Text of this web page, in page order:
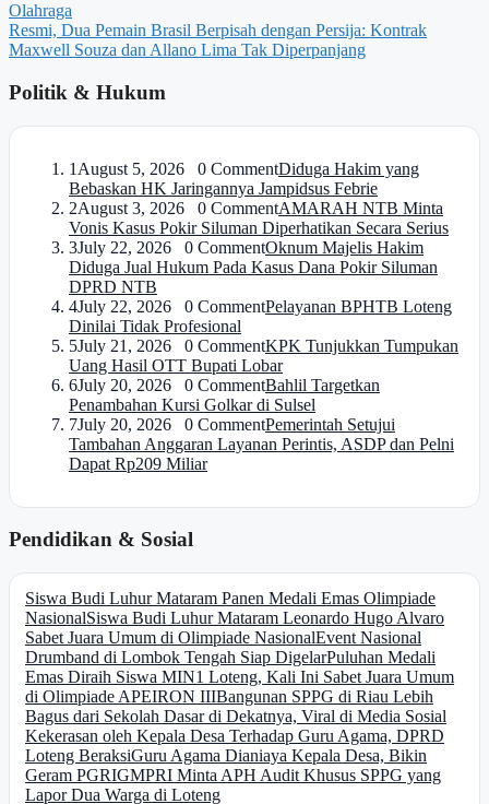
Olahraga
Resmi, Dua Pemain Brasil Berpisah dengan Persija: Kontrak
Maxwell Souza dan Allano Lima Tak Diperpanjang
Politik & Hukum
1 August 5, 2026 0 CommentDiduga Hakim yang
Bebaskan HK Jaringannya Jampidsus Febrie
2August 3, 2026 0 CommentAMARAH NTB Minta
Vonis Kasus Pokir Siluman Diperhatikan Secara Serius
3July 22, 2026 0 CommentOknum Majelis Hakim
Diduga Jual Hukum Pada Kasus Dana Pokir Siluman
DPRD NTB
4July 22, 2026 0 CommentPelayanan BPHTB Loteng
Dinilai Tidak Profesional
5July 21, 2026 0 CommentKPK Tunjukkan Tumpukan
Uang Hasil OTT Bupati Lobar
6July 20, 2026 0 CommentBahlil Targetkan
Penambahan Kursi Golkar di Sulsel
7July 20, 2026 0 CommentPemerintah Setujui
Tambahan Anggaran Layanan Perintis, ASDP dan Pelni
Dapat Rp209 Miliar
Pendidikan & Sosial
Siswa Budi Luhur Mataram Panen Medali Emas Olimpiade
NasionalSiswa Budi Luhur Mataram Leonardo Hugo Alvaro
Sabet Juara Umum di Olimpiade NasionalEvent Nasional
Drumband di Lombok Tengah Siap DigelarPuluhan Medali
Emas Diraih Siswa MIN1 Loteng, Kali Ini Sabet Juara Umum
di Olimpiade APEIRON IIIBangunan SPPG di Riau Lebih
Bagus dari Sekolah Dasar di Dekatnya, Viral di Media Sosial
Kekerasan oleh Kepala Desa Terhadap Guru Agama, DPRD
Loteng BeraksiGuru Agama Dianiaya Kepala Desa, Bikin
Geram PGRIGMPRI Minta APH Audit Khusus SPPG yang
Lapor Dua Warga di Loteng